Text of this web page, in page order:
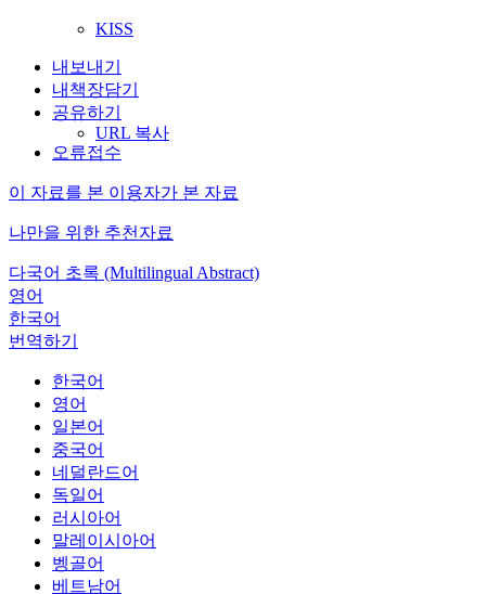
KISS
내보내기
내책장담기
공유하기
URL 복사
오류접수
이 자료를 본 이용자가 본 자료
나만을 위한 추천자료
다국어 초록 (Multilingual Abstract)
영어
한국어
번역하기
한국어
영어
일본어
중국어
네덜란드어
독일어
러시아어
말레이시아어
벵골어
베트남어